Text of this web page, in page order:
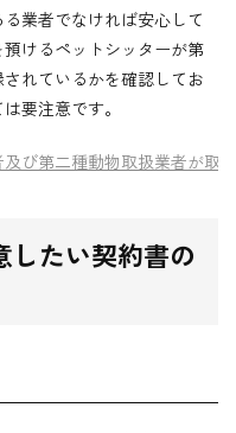
業者でなければ安心して
けるペットシッターが第
れているかを確認してお
要注意です。
び第二種動物取扱業者が
したい契約書の